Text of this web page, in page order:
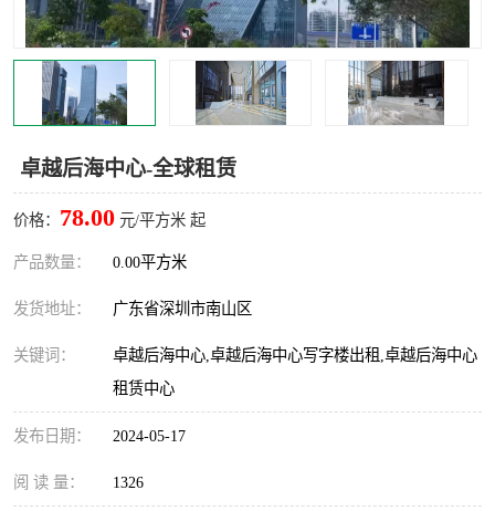
卓越后海中心-全球租赁
价格： 78.00 元/平方米 起
产品数量： 0.00平方米
发货地址： 广东省深圳市南山区
关键词：
卓越后海中心,卓越后海中心写字楼出租,卓越后海中心
租赁中心
发布日期： 2024-05-17
阅 读 量： 1326
龙华 罗湖区
宝安区 西乡
兴东 石岩
福田华强北
南山后海
南头
深圳超级总部基地 后海